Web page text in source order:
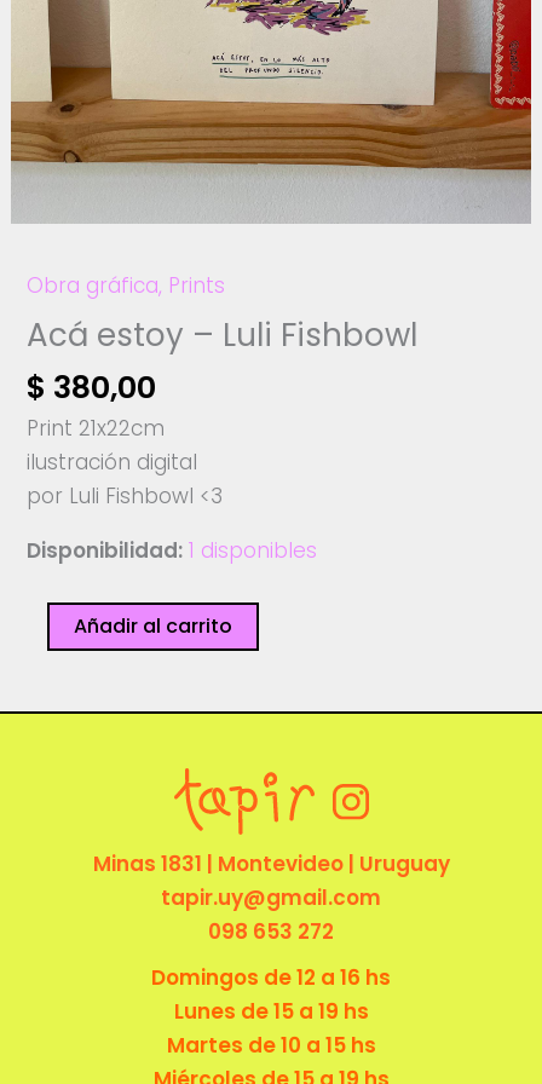
Obra gráfica, Prints
Acá estoy – Luli Fishbowl
$ 380,00
Print 21x22cm
ilustración digital
por Luli Fishbowl <3
Disponibilidad: 1 disponibles
estoy
Luli
Añadir al carrito
Minas 1831 | Montevideo | Uruguay
tapir.uy@gmail.com
098 653 272
Domingos de 12 a 16 hs
Lunes de 15 a 19 hs
Martes de 10 a 15 hs